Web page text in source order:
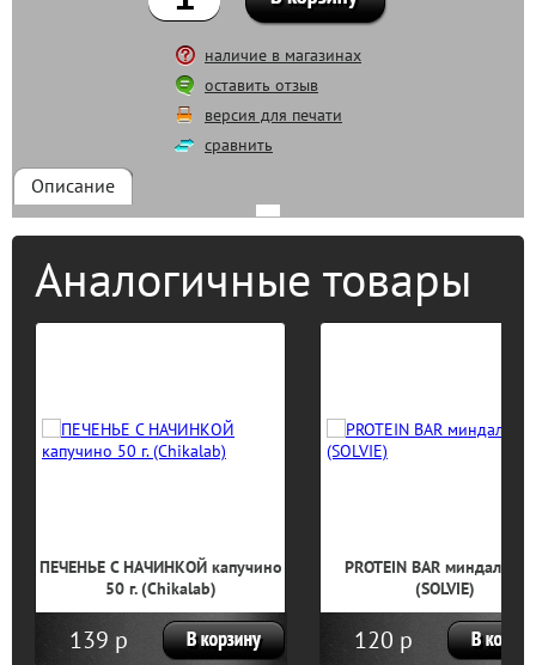
наличие в магазинах
оставить отзыв
версия для печати
сравнить
Описание
Аналогичные товары
ПЕЧЕНЬЕ С НАЧИНКОЙ капучино
50 г. (Chikalab)
139 р
PROTEIN BAR миндаль 50
(SOLVIE)
120 р